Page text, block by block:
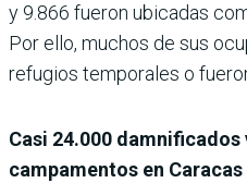
y 9.866 fueron ubicadas
Por ello, muchos de sus
refugios temporales o
Casi 24.000 damnificados
campamentos en Caracas